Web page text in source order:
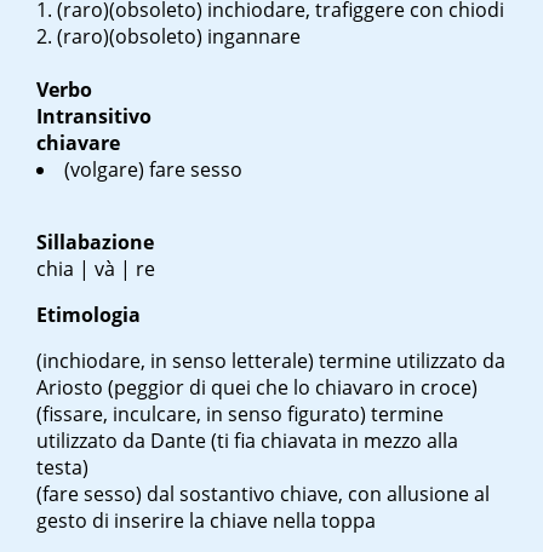
(raro)(obsoleto) inchiodare, trafiggere con chiodi
(raro)(obsoleto) ingannare
Verbo
Intransitivo
chiavare
(volgare) fare sesso
Sillabazione
chia | và | re
Etimologia
(inchiodare, in senso letterale) termine utilizzato da
Ariosto (peggior di quei che lo chiavaro in croce)
(fissare, inculcare, in senso figurato) termine
utilizzato da Dante(ti fia chiavata in mezzo alla
testa)
(fare sesso) dal sostantivo chiave, con allusione al
gesto di inserire la chiave nella toppa